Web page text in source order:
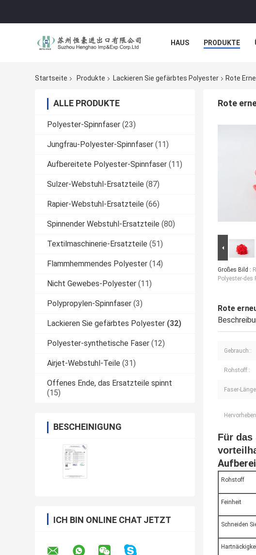
HAUS PRODUKTE
Startseite
Produkte Lackieren Sie gefärbtes Polyester Rote
ALLE PRODUKTE
Polyester-Spinnfaser (23)
Jungfrau-Polyester-Spinnfaser (11)
Aufbereitete Polyester-Spinnfaser (11)
Sulzer-Webstuhl-Ersatzteile (87)
Rapier-Webstuhl-Ersatzteile (66)
Spinnender Webstuhl-Ersatzteile (80)
Textilmaschinerie-Ersatzteile (51)
Flammhemmendes Polyester (14)
Nicht Gewebes-Polyester (11)
Polypropylen-Spinnfaser (3)
Lackieren Sie gefärbtes Polyester (32)
Polyester-synthetische Faser (12)
Airjet-Webstuhl-Teile (31)
Offenes Ende, das Ersatzteile spinnt
(15)
BESCHEINIGUNG
ICH BIN ONLINE CHAT JETZT
Rote
Großes Bild :
Polyester-des
Rote
Gebrauch::
Rohstoff::
Faser-
Für das
Rohstoff
Feinheit
Schneiden